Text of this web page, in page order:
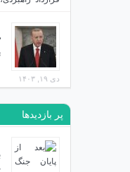
دی ۲۳, ۱۴۰۳
دی ۱۹, ۱۴۰۳
پر بازدیدها